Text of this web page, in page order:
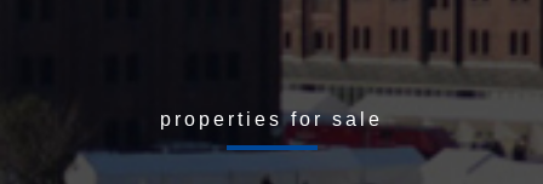
properties for sale